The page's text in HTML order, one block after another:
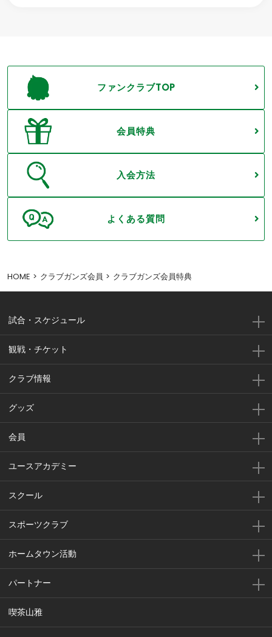
ファンクラブTOP
会員特典
入会方法
よくある質問
HOME クラブガンズ会員 クラブガンズ会員特典
試合・スケジュール
観戦・チケット
クラブ情報
グッズ
会員
ユースアカデミー
スクール
スポーツクラブ
ホームタウン活動
パートナー
喫茶山雅